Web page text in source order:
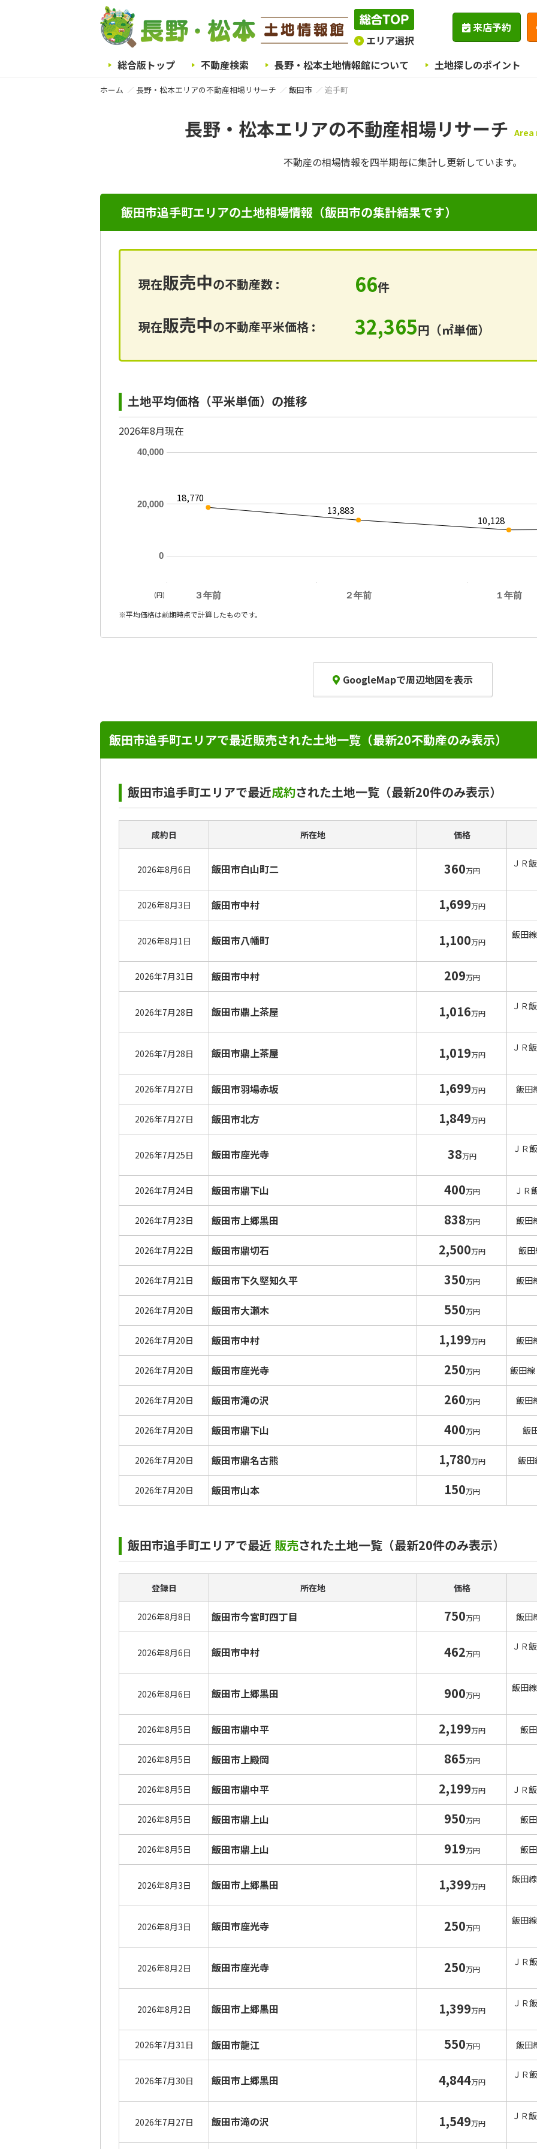
来店予約
総合版トップ 不動産検索 長野・松本土地情報館について 土地探しのポイント
ホーム 長野・松本エリアの不動産相場リサーチ 飯田市 追手町
長野・松本エリアの不動産相場リサーチ
不動産の相場情報を四半期毎に集計し更新しています。
飯田市追手町エリアの土地相場情報（飯田市の集計結果です）
現在販売中の不動産数 : 66件
現在販売中の不動産平米価格 : 32,365円（㎡単価）
土地平均価格（平米単価）の推移
2026年8月現在
３年前 ２年前 １年前
0
20,000
40,000
18,770
13,883
10,128
(円)
※平均価格は前期時点で計算したものです。
GoogleMapで周辺地図を表示
飯田市追手町エリアで最近販売された土地一覧（最新20不動産のみ表示）
飯田市追手町エリアで最近成約された土地一覧（最新20件のみ表示）
成約日 所在地 価格
2026年8月6日 飯田市白山町二 360万円
ＪＲ
2026年8月3日 飯田市中村 1,699万円
2026年8月1日 飯田市八幡町 1,100万円
飯田
2026年7月31日 飯田市中村 209万円
2026年7月28日 飯田市鼎上茶屋 1,016万円
ＪＲ
2026年7月28日 飯田市鼎上茶屋 1,019万円
ＪＲ
2026年7月27日 飯田市羽場赤坂 1,699万円 飯
2026年7月27日 飯田市北方 1,849万円
2026年7月25日 飯田市座光寺 38万円
ＪＲ
2026年7月24日 飯田市鼎下山 400万円 Ｊ
2026年7月23日 飯田市上郷黒田 838万円 飯
2026年7月22日 飯田市鼎切石 2,500万円 飯
2026年7月21日 飯田市下久堅知久平 350万円 飯
2026年7月20日 飯田市大瀬木 550万円
2026年7月20日 飯田市中村 1,199万円 飯
2026年7月20日 飯田市座光寺 250万円 飯田
2026年7月20日 飯田市滝の沢 260万円 飯
2026年7月20日 飯田市鼎下山 400万円 飯
2026年7月20日 飯田市鼎名古熊 1,780万円 飯
2026年7月20日 飯田市山本 150万円
飯田市追手町エリアで最近 販売された土地一覧（最新20件のみ表示）
登録日 所在地 価格
2026年8月8日 飯田市今宮町四丁目 750万円 飯
2026年8月6日 飯田市中村 462万円
ＪＲ
2026年8月6日 飯田市上郷黒田 900万円
飯田
2026年8月5日 飯田市鼎中平 2,199万円 飯
2026年8月5日 飯田市上殿岡 865万円
2026年8月5日 飯田市鼎中平 2,199万円 ＪＲ
2026年8月5日 飯田市鼎上山 950万円 飯
2026年8月5日 飯田市鼎上山 919万円 飯
2026年8月3日 飯田市上郷黒田 1,399万円
飯田
2026年8月3日 飯田市座光寺 250万円
飯田
2026年8月2日 飯田市座光寺 250万円
ＪＲ
2026年8月2日 飯田市上郷黒田 1,399万円
ＪＲ
2026年7月31日 飯田市龍江 550万円 飯
2026年7月30日 飯田市上郷黒田 4,844万円
ＪＲ
2026年7月27日 飯田市滝の沢 1,549万円
ＪＲ